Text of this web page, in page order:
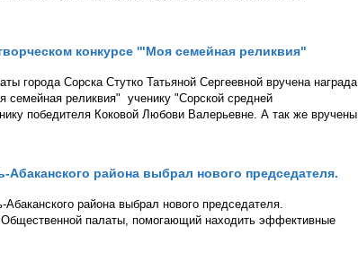
конкурсе '"Моя семейная реликвия"
города Сорска Стутко Татьяной Сергеевной вручена награда
семейная реликвия" ученику "Сорской средней
победителя Коковой Любови Валерьевне. А так же вручены
района выбрал нового председателя.
района выбрал нового председателя.
Общественной палаты, помогающий находить эффективные